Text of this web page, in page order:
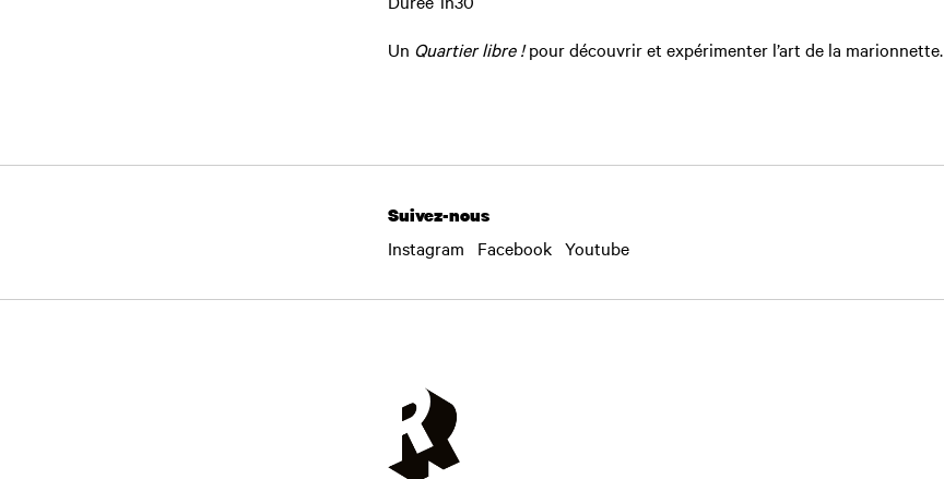
Un Quartier libre !pour découvrir et expérimenter l’art de la marionnette.
Suivez-nous
Instagram
Facebook Youtube